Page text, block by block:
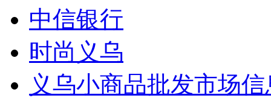
中信银行
时尚义乌
义乌小商品批发市场